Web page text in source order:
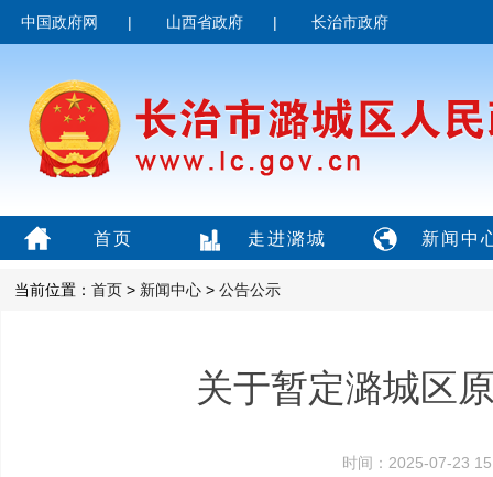
中国政府网 | 山西省政府 | 长治市政府
首页 走进潞城 新闻中
当前位置： 首页 > 新闻中心 > 公告公示
关于暂定潞城区
时间：2025-07-